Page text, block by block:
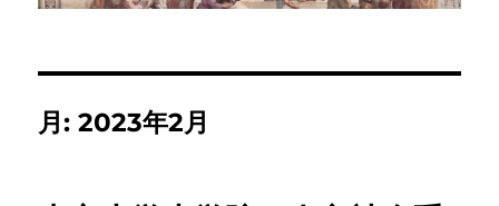
月:2023年2月